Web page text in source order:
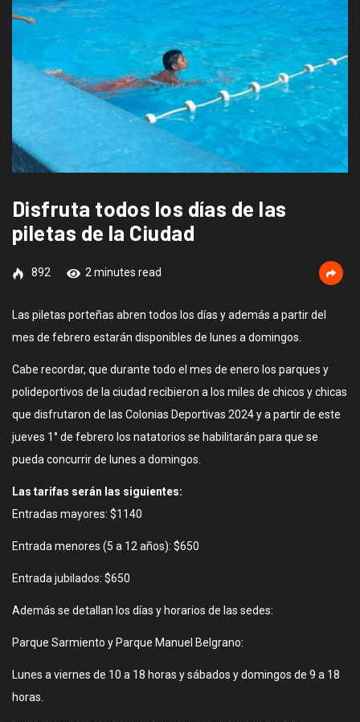
Disfruta todos los días de las
piletas de la Ciudad
892 2 minutes read
Las piletas porteñas abren todos los días y además a partir del
mes de febrero estarán disponibles de lunes a domingos.
Cabe recordar, que durante todo el mes de enero los parques y
polideportivos de la ciudad recibieron a los miles de chicos y chicas
que disfrutaron de las Colonias Deportivas 2024 y a partir de este
jueves 1° de febrero los natatorios se habilitarán para que se
pueda concurrir de lunes a domingos.
Las tarifas serán las siguientes:
Entradas mayores: $1140
Entrada menores (5 a 12 años): $650
Entrada jubilados: $650
Además se detallan los días y horarios de las sedes:
Parque Sarmiento y Parque Manuel Belgrano:
Lunes a viernes de 10 a 18 horas y sábados y domingos de 9 a 18
horas.